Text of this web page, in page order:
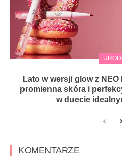
Lato w wersji glow z
promienna skóra i
w duecie
KOMENTARZE